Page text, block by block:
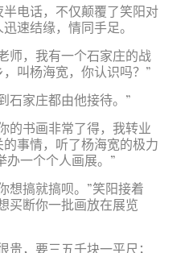
电话，不仅颠覆了笑阳对
速结缘，情同手足。
师，我有一个石家庄的战
叫杨海宽，你认识吗？”
石家庄都由他接待。”
的书画非常了得，我转业
事情，听了杨海宽的极力
办一个个人画展。”
想搞就搞呗。”笑阳接着
买断你一批画放在展览
贵，要三五千块一平尺；